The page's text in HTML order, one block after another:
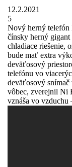
12.2.2021
5
Nový herný telefón
čínsky herný gigant
chladiace riešenie,
bude mať extra
deväťosový
telefónu vo
deväťosový
vôbec, zverejnil Ni
vznáša vo vzduchu